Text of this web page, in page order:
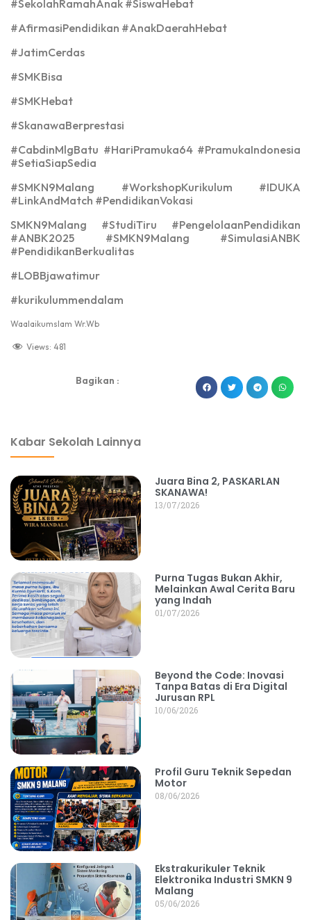
#SekolahRamahAnak #SiswaHebat
#AfirmasiPendidikan #AnakDaerahHebat
#JatimCerdas
#SMKBisa
#SMKHebat
#SkanawaBerprestasi
#CabdinMlgBatu #HariPramuka64 #PramukaIndonesia
#SetiaSiapSedia
#SMKN9Malang #WorkshopKurikulum #IDUKA
#LinkAndMatch #PendidikanVokasi
SMKN9Malang #StudiTiru #PengelolaanPendidikan
#ANBK2025 #SMKN9Malang #SimulasiANBK
#PendidikanBerkualitas
#LOBBjawatimur
#kurikulummendalam
Waalaikumslam Wr.Wb
Views: 481
Bagikan :
Kabar Sekolah Lainnya
Juara Bina 2, PASKARLAN
SKANAWA!
13/07/2026
Purna Tugas Bukan Akhir,
Melainkan Awal Cerita Baru
yang Indah
01/07/2026
Beyond the Code: Inovasi
Tanpa Batas di Era Digital
Jurusan RPL
10/06/2026
Profil Guru Teknik Sepedan
Motor
08/06/2026
Ekstrakurikuler Teknik
Elektronika Industri SMKN 9
Malang
05/06/2026